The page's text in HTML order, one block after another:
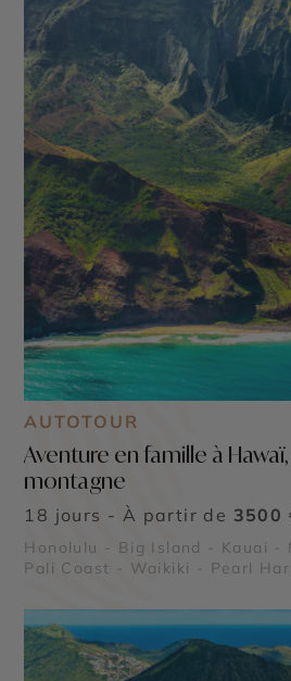
AUTOTOUR
Aventure en famille à
montagne
18 jours - À partir de 3500
Honolulu - Big Island - Kauai -
Pali Coast - Waikiki - Pearl
Kauai